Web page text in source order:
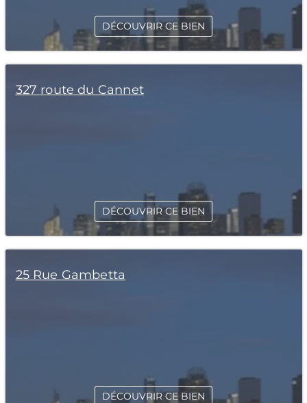
DÉCOUVRIR CE BIEN
327 route du Cannet
DÉCOUVRIR CE BIEN
25 Rue Gambetta
DÉCOUVRIR CE BIEN